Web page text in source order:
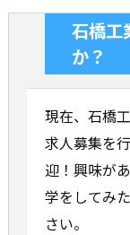
石橋工
か？
現在、石橋
求人募集を
迎！興味が
学をしてみ
さい。